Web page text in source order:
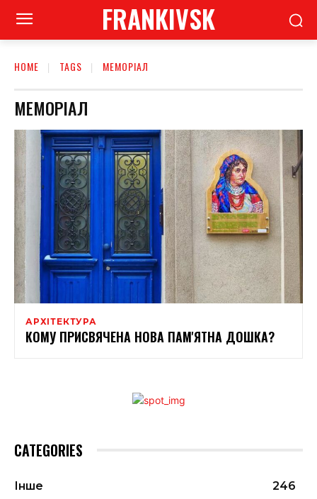
FRANKIVSK
HOME TAGS МЕМОРІАЛ
МЕМОРІАЛ
АРХІТЕКТУРА
КОМУ ПРИСВЯЧЕНА НОВА ПАМ'ЯТНА ДОШКА?
CATEGORIES
Інше
246